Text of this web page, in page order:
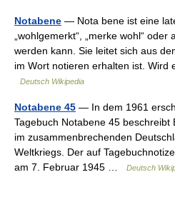
Notabene — Nota bene ist eine
„wohlgemerkt“, „merke wohl“
werden kann. Sie leitet sich aus
im Wort notieren erhalten ist.
Deutsch Wikipedia
Notabene 45 — In dem 1961
Tagebuch Notabene 45 beschreibt
im zusammenbrechenden
Weltkriegs. Der auf
am 7. Februar 1945 …
Deutsch